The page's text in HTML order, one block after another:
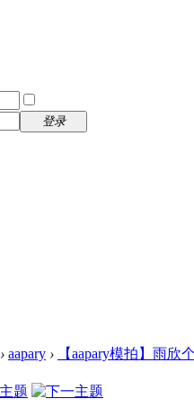
登录
› aapary ›
【aapary模拍】雨欣